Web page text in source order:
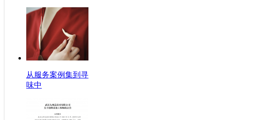
从服务案例集到寻
味中